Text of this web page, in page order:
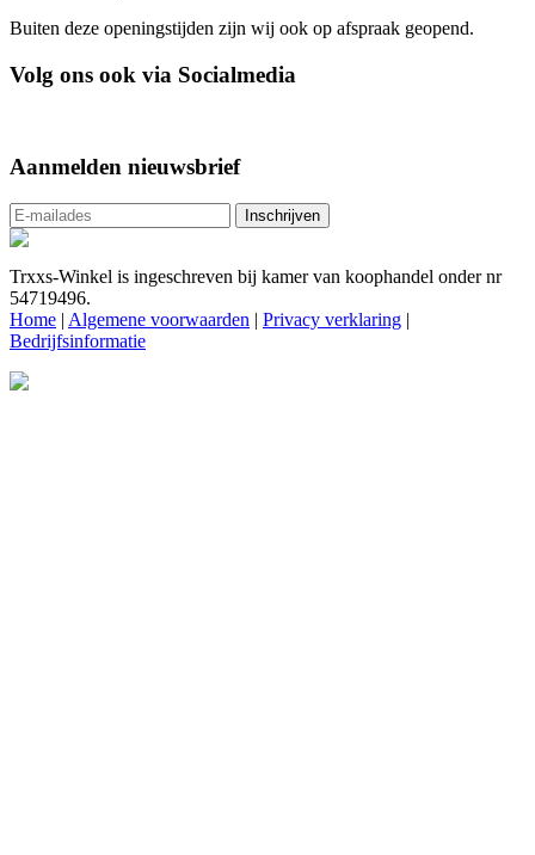
Buiten deze openingstijden zijn wij ook op afspraak geopend.
Volg ons ook via Socialmedia
Aanmelden nieuwsbrief
Trxxs-Winkel is ingeschreven bij kamer van koophandel onder nr
54719496.
Home | Algemene voorwaarden | Privacy verklaring |
Bedrijfsinformatie